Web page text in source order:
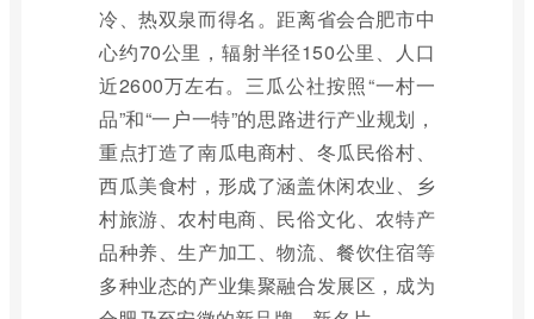
冷、热双泉而得名。距离省会合肥市中
心约70公里，辐射半径150公里、人口
近2600万左右。三瓜公社按照“一村一
品”和“一户一特”的思路进行产业规划，
重点打造了南瓜电商村、冬瓜民俗村、
西瓜美食村，形成了涵盖休闲农业、乡
村旅游、农村电商、民俗文化、农特产
品种养、生产加工、物流、餐饮住宿等
多种业态的产业集聚融合发展区，成为